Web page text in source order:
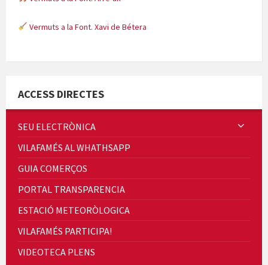
Vermuts a la Font. Xavi de Bétera
Quintà Culroja
Cicle de Cine i Dones rurals
ACCESS DIRECTES
SEU ELECTRÒNICA
VILAFAMÉS AL WHATHSAPP
GUIA COMERÇOS
PORTAL TRANSPARENCIA
ESTACIÓ METEORÒLOGICA
VILAFAMÉS PARTICIPA!
VIDEOTECA PLENS